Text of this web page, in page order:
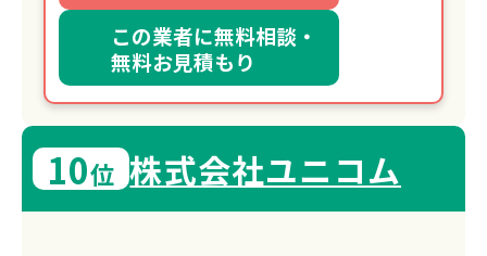
この業者に無料相談・
無料お見積もり
10位 株式会社ユニコム